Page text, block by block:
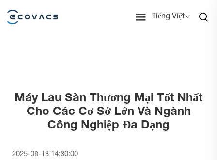
Tiếng Việt
Máy Lau Sàn Thương Mại Tốt Nhất
Cho Các Cơ Sở Lớn Và Ngành
Công Nghiệp Đa Dạng
2025-08-13 14:30:00